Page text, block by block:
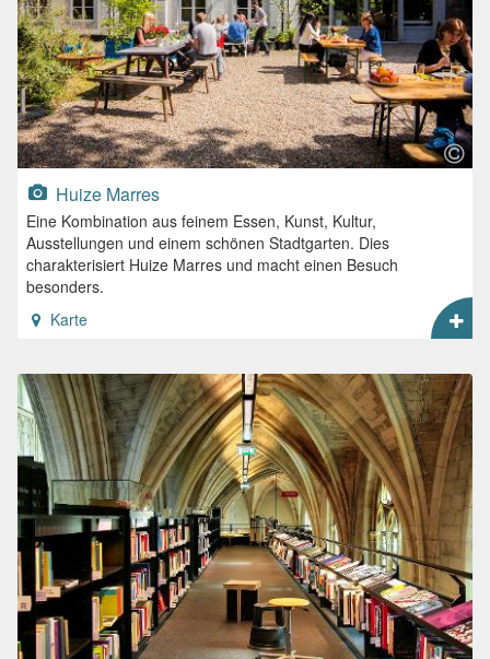
Huize Marres
Eine Kombination aus feinem Essen, Kunst, Kultur,
Ausstellungen und einem schönen Stadtgarten. Dies
charakterisiert Huize Marres und macht einen Besuch
besonders.
Karte